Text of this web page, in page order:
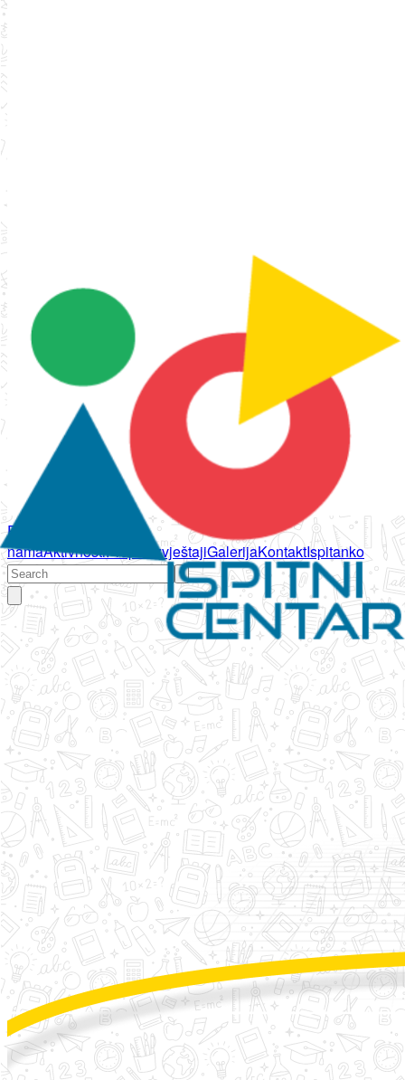
Početna
namaAktivnostiPropisi IzvještajiGalerijaKontaktIspitanko